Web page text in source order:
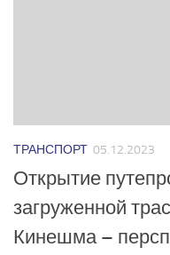
ТРАНСПОРТ 05.12.2023
Открытие
загруженной
Кинешма –